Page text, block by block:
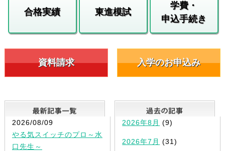
合格実績 東進模試
学費・
申込手続き
資料請求 入学のお申込み
最新記事一覧
2026/08/09
やる気スイッチのプロ～水
口先生～
2026年8月 (9)
2026年7月 (31)